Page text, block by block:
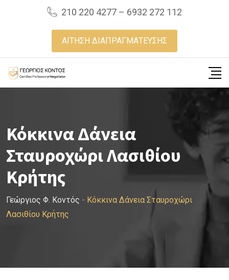
210 220 4277 – 6932 272 112
ΑΙΤΗΣΗ ΔΙΑΠΡΑΓΜΑΤΕΥΣΗΣ
Κόκκινα Δάνεια
Σταυροχώρι Λασιθίου
Κρήτης
Γεώργιος Φ. Κοντός - Κόκκινα Δάνεια Σταυροχώρι
Λασιθίου Κρήτης